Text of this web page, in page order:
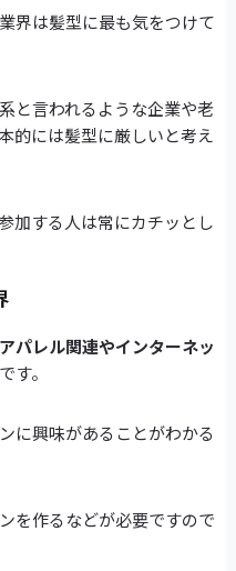
界は髪型に最も気をつけて
と言われるような企業や老
的には髪型に厳しいと考え
加する人は常にカチッとし
アパレル関連やインターネッ
す。
に興味があることがわかる
を作るなどが必要ですので